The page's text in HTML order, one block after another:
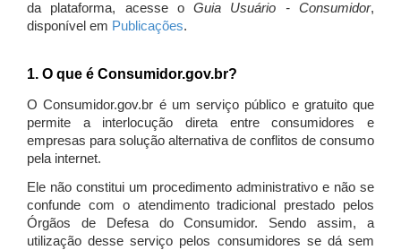
da plataforma, acesse oGuia Usuário - Consumidor,
disponível em Publicações.
1. O que é Consumidor.gov.br?
O Consumidor.gov.br é um serviço público e gratuito que
permite a interlocução direta entre consumidores e
empresas para solução alternativa de conflitos de consumo
pela internet.
Ele não constitui um procedimento administrativo e não se
confunde com o atendimento tradicional prestado pelos
Órgãos de Defesa do Consumidor. Sendo assim, a
utilização desse serviço pelos consumidores se dá sem